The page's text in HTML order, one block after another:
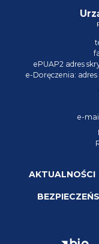
ePUAP2 adres
e-Doręczenia: adres
e-
AKTUALNOŚCI